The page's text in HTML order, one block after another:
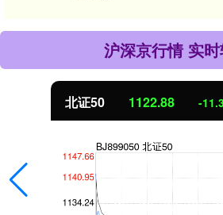
沪深京行情 实
北证50 1122.88 -